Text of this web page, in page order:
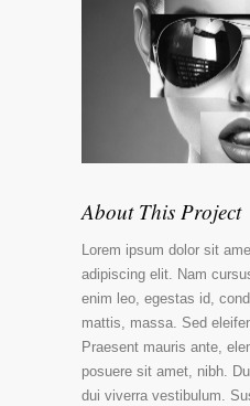
About This Project
Lorem ipsum dolor sit
adipiscing elit. Nam
enim leo, egestas id,
mattis, massa. Sed
Praesent mauris ante,
posuere sit amet, nibh.
dui viverra vestibulum.